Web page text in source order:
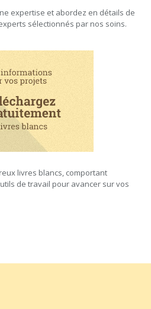
expertise et abordez en détails de
sélectionnés par nos soins.
livres blancs, comportant
de travail pour avancer sur vos